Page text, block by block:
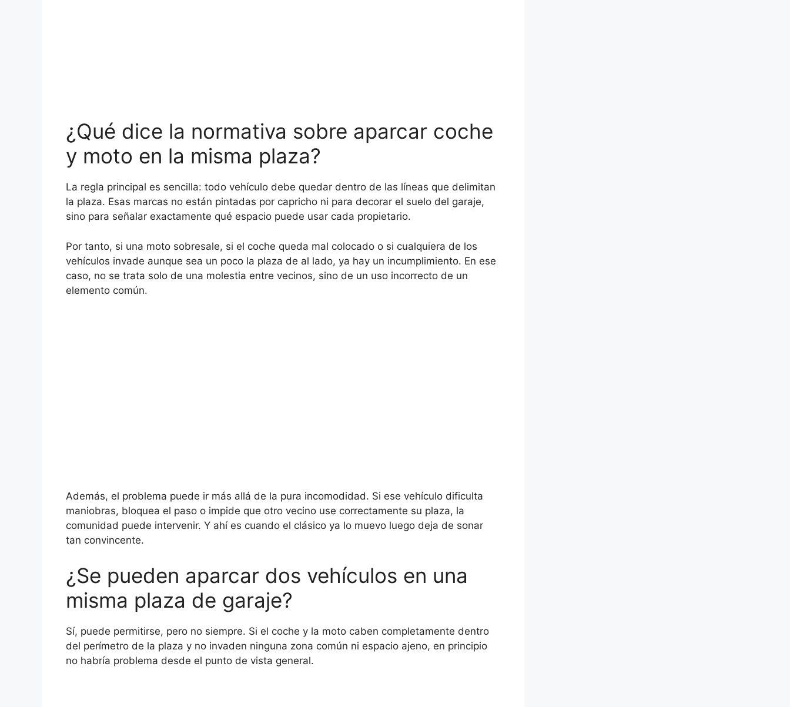
¿Qué dice la normativa sobre aparcar coche
y moto en la misma plaza?
La regla principal es sencilla: todo vehículo debe quedar dentro de las líneas que delimitan
la plaza. Esas marcas no están pintadas por capricho ni para decorar el suelo del garaje,
sino para señalar exactamente qué espacio puede usar cada propietario.
Por tanto, si una moto sobresale, si el coche queda mal colocado o si cualquiera de los
vehículos invade aunque sea un poco la plaza de al lado, ya hay un incumplimiento. En ese
caso, no se trata solo de una molestia entre vecinos, sino de un uso incorrecto de un
elemento común.
Además, el problema puede ir más allá de la pura incomodidad. Si ese vehículo dificulta
maniobras, bloquea el paso o impide que otro vecino use correctamente su plaza, la
comunidad puede intervenir. Y ahí es cuando el clásico ya lo muevo luego deja de sonar
tan convincente.
¿Se pueden aparcar dos vehículos en una
misma plaza de garaje?
Sí, puede permitirse, pero no siempre. Si el coche y la moto caben completamente dentro
del perímetro de la plaza y no invaden ninguna zona común ni espacio ajeno, en principio
no habría problema desde el punto de vista general.